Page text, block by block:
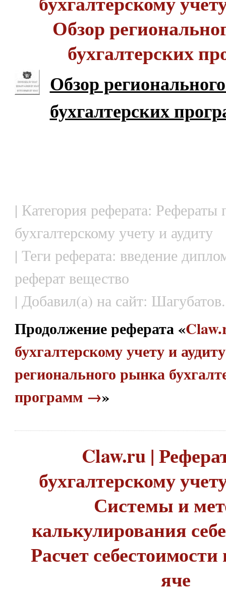
Обзор
бухгалтерских
Обзор
бухгалтерских
| Категория реферата: Рефераты
бухгалтерскому учету и аудиту
| Теги реферата: введение
реферат вещество
| Добавил(а) на сайт: Шагубатов.
Продолжение реферата «
бухгалтерскому учету и
регионального рынка
программ →»
Claw.ru |
бухгалтерскому
Системы и
калькулирования
Расчет
яче